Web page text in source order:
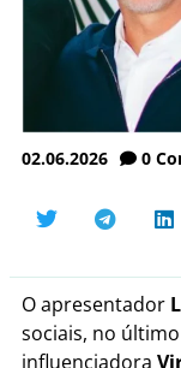
02.06.2026 0
O apresentador
sociais, no
influenciadora